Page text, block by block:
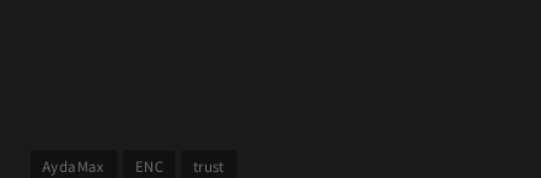
AydaMax ENC trust